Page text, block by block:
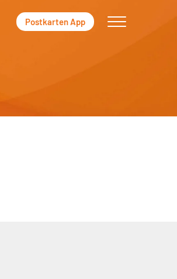
Postkarten App